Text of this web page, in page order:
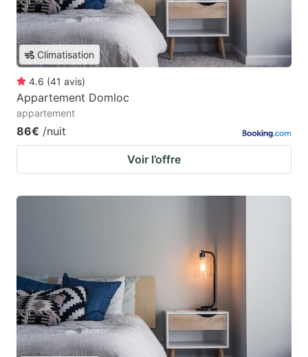
Climatisation
4.6 (41 avis)
Appartement Domloc
appartement
86€ /nuit
Voir l’offre